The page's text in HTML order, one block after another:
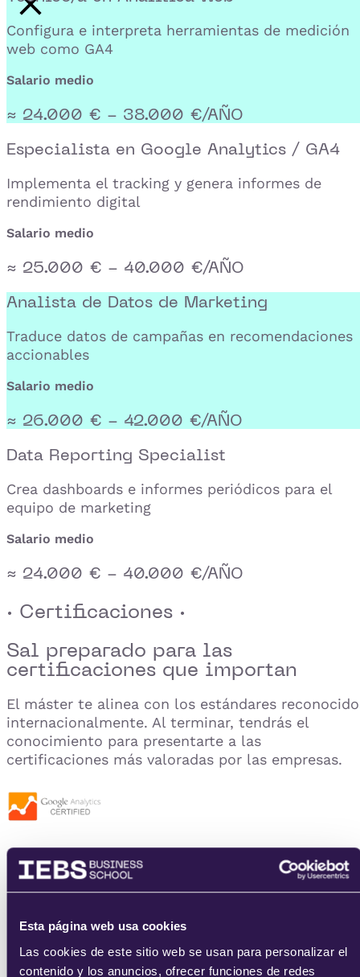
Esta página web usa cookies
Las cookies de este sitio web se usan para personalizar el
contenido y los anuncios, ofrecer funciones de redes
Activar reproducción del video
Configura e interpreta herramientas de medición
web como GA4
Salario medio
≈ 24.000 € - 38.000 €/AÑO
Especialista en Google Analytics / GA4
Implementa el tracking y genera informes de
rendimiento digital
Salario medio
≈ 25.000 € - 40.000 €/AÑO
Analista de Datos de Marketing
Traduce datos de campañas en recomendaciones
accionables
Salario medio
≈ 26.000 € - 42.000 €/AÑO
Data Reporting Specialist
Crea dashboards e informes periódicos para el
equipo de marketing
Salario medio
≈ 24.000 € - 40.000 €/AÑO
· Certificaciones ·
Sal preparado para las
certificaciones que importan
El máster te alinea con los estándares
internacionalmente. Al terminar, tendrás el
conocimiento para presentarte a las
certificaciones más valoradas por las empresas.
Google Analytics Certification
Microsoft certified: Azure AI Fundamentals (AI-900)